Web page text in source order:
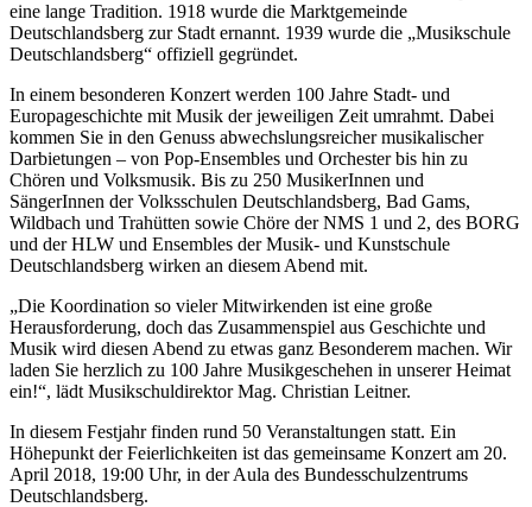
eine lange Tradition. 1918 wurde die Marktgemeinde
Deutschlandsberg zur Stadt ernannt. 1939 wurde die „Musikschule
Deutschlandsberg“ offiziell gegründet.
In einem besonderen Konzert werden 100 Jahre Stadt- und
Europageschichte mit Musik der jeweiligen Zeit umrahmt. Dabei
kommen Sie in den Genuss abwechslungsreicher musikalischer
Darbietungen – von Pop-Ensembles und Orchester bis hin zu
Chören und Volksmusik. Bis zu 250 MusikerInnen und
SängerInnen der Volksschulen Deutschlandsberg, Bad Gams,
Wildbach und Trahütten sowie Chöre der NMS 1 und 2, des BORG
und der HLW und Ensembles der Musik- und Kunstschule
Deutschlandsberg wirken an diesem Abend mit.
„Die Koordination so vieler Mitwirkenden ist eine große
Herausforderung, doch das Zusammenspiel aus Geschichte und
Musik wird diesen Abend zu etwas ganz Besonderem machen. Wir
laden Sie herzlich zu 100 Jahre Musikgeschehen in unserer Heimat
ein!“, lädt Musikschuldirektor Mag. Christian Leitner.
In diesem Festjahr finden rund 50 Veranstaltungen statt. Ein
Höhepunkt der Feierlichkeiten ist das gemeinsame Konzert am 20.
April 2018, 19:00 Uhr, in der Aula des Bundesschulzentrums
Deutschlandsberg.